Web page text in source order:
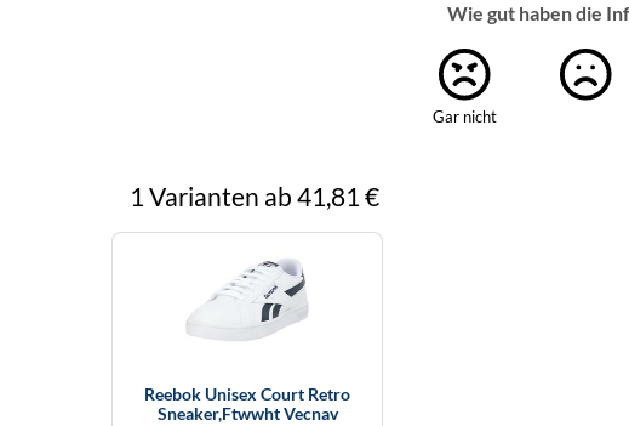
Wie gut haben die
Gar nicht
1 Varianten ab 41,81 €
Reebok Unisex Court Retro
Sneaker,Ftwwht Vecnav